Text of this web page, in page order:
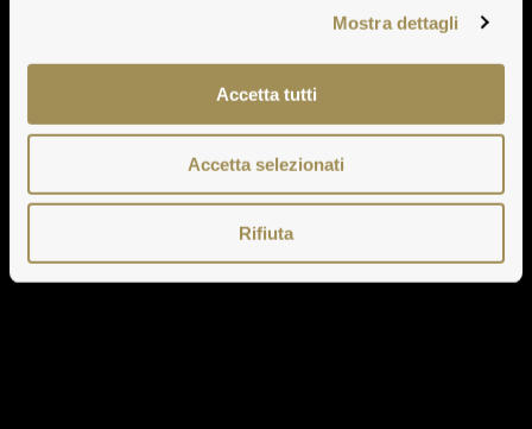
Mostra dettagli
Accetta tutti
Accetta selezionati
Rifiuta